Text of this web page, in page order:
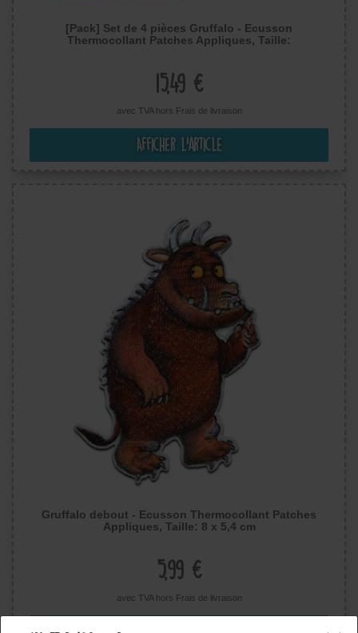
[Pack] Set de 4 pièces Gruffalo - Ecusson
Thermocollant Patches Appliques, Taille:
15,49 €
avec TVA hors Frais de livraison
Afficher l’article
Gruffalo debout - Ecusson Thermocollant Patches
Appliques, Taille: 8 x 5,4 cm
5,99 €
avec TVA hors Frais de livraison